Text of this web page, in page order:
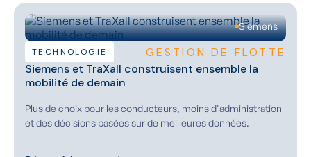
Siemens
TECHNOLOGIE
GESTION DE FLOTTE
Siemens et TraXall construisent ensemble la
mobilité de demain
Plus de choix pour les conducteurs, moins d'administration
et des décisions basées sur de meilleures données.